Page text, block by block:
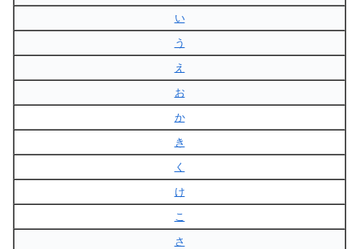
い
う
え
お
か
き
く
け
こ
さ